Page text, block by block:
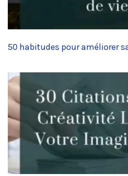
50 habitudes pour améliorer